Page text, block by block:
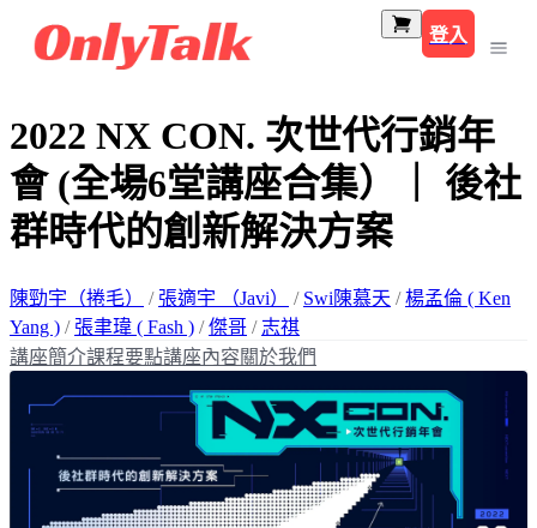
登入
2022 NX CON. 次世代行銷年
會 (全場6堂講座合集）｜ 後社
群時代的創新解決方案
陳勁宇（捲毛） / 張適宇 （Javi） / Swi陳慕天 /楊孟倫 ( Ken
Yang ) / 張聿瑋 ( Fash ) /傑哥 /志祺
講座簡介課程要點講座內容關於我們